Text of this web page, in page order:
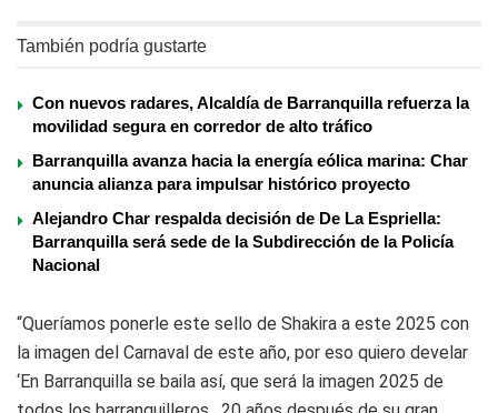
También podría gustarte
Con nuevos radares, Alcaldía de Barranquilla refuerza la
movilidad segura en corredor de alto tráfico
Barranquilla avanza hacia la energía eólica marina: Char
anuncia alianza para impulsar histórico proyecto
Alejandro Char respalda decisión de De La Espriella:
Barranquilla será sede de la Subdirección de la Policía
Nacional
“Queríamos ponerle este sello de Shakira a este 2025 con
la imagen del Carnaval de este año, por eso quiero develar
‘En Barranquilla se baila así, que será la imagen 2025 de